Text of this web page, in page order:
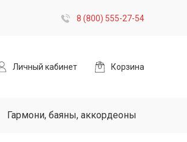
8 (800) 555-27-54
Личный кабинет Корзина
Гармони, баяны, аккордеоны